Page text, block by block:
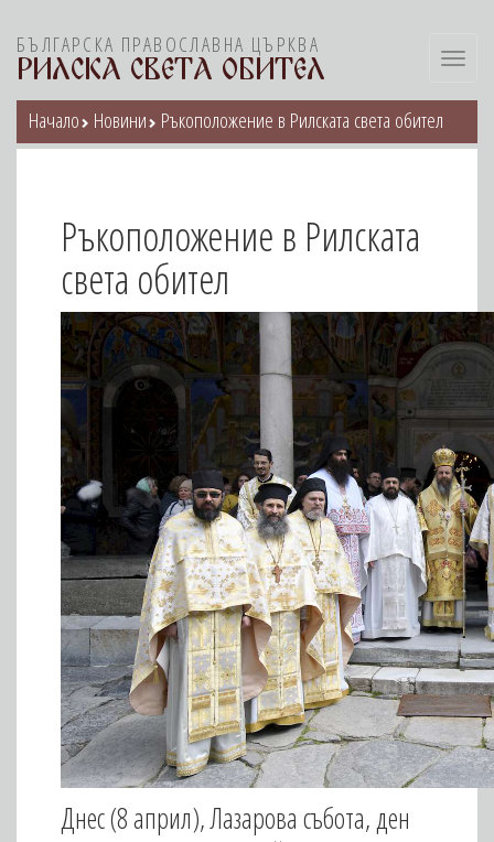
БЪЛГАРСКА ПРАВОСЛАВНА ЦЪРКВА
РИЛСКА СВЕТА ОБИТЕЛ
Начало Новини Ръкоположение в Рилската света обител
Ръкоположение в Рилската
света обител
Днес (8 април), Лазарова събота, ден